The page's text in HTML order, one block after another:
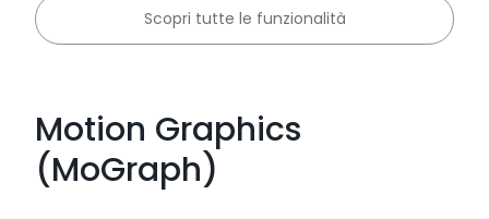
Scopri tutte le funzionalità
Motion Graphics
(MoGraph)